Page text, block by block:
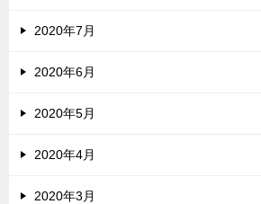
2020年7月
2020年6月
2020年5月
2020年4月
2020年3月